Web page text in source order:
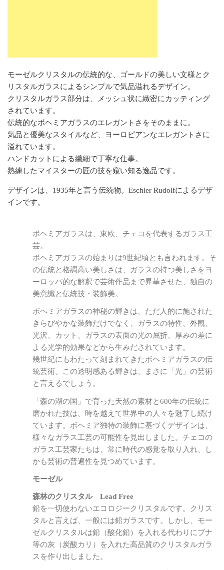
モーゼルクリスタルの伝統的な、ゴールドの美しい文様とク
リスタルガラスによるシンプルで気品溢れるデザイン。
クリスタルガラス部分は、メッシュ状に緻密にカッティング
されています。
伝統的なボヘミアガラスのエレガントさをそのままに。
気品と優美なスタイルなど、ヨーロピアンなエレガントさに
溢れています。
ハンドカットによる繊細で丁寧な仕事。
熟練したマイスターの匠の技を窺い知る逸品です。
デザインは、1935年と言う伝統物。Eschler Rudolfによるデザ
インです。
ボヘミアガラスは、東欧、チェコを代表するガラス工
芸。
ボヘミアガラスの始まりは9世紀頃とも言われます。そ
の伝統と格調高い美しさは、ガラスの持つ美しさをヨ
ーロッパ的な解釈で芸術作品まで昇華させた、独自の
美意識と伝統技・装飾美。
ボヘミアガラスの神秘の輝きは、ただ人的に施された
きらびやかな装飾だけでなく、ガラスの特性、外観、
光沢、カット、ガラスの表面の光の屈折、厚みの差に
よる光学的効果などから生みだされています。
幾世紀にもわたって刻まれてきたボヘミアガラスの伝
統芸術。この透明感ある輝きは、まさに「光」の芸術
と言えるでしょう。
「森の湖の国」で育った天然の素材と600年の伝統に
磨かれた技は、時を越えて世界中の人々を魅了し続け
ています。ボヘミア独特の装飾に基づくデザインは、
様々なガラス工芸の可能性を見出しました。チェコの
ガラス工芸家たちは、常に時代の感覚を取り入れ、し
かも芸術の普遍性を見つめています。
モーゼル
森林のクリスタル Lead Free
鉛を一切使わないエコロジークリスタルです。クリス
タルと言えば、一般には鉛ガラスです。しかし、モー
ゼルクリスタルは鉛（酸化鉛）を入れる代わりにブナ
等の灰（炭酸カリ）を入れた高品質のクリスタルガラ
スを作り出しました。